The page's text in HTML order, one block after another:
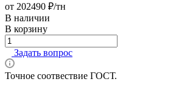
от 202490 ₽/тн
В наличии
В корзину
Задать вопрос
Точное соотвествие ГОСТ.